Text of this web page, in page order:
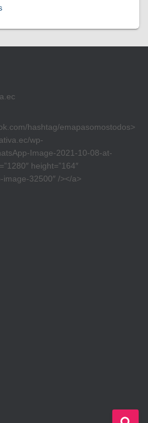
hashtag/emapasomostodos>
wp-
Image-2021-10-08-at-
height=”164″
image-32500″ /></a>